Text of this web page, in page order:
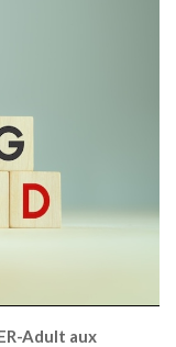
Adult aux